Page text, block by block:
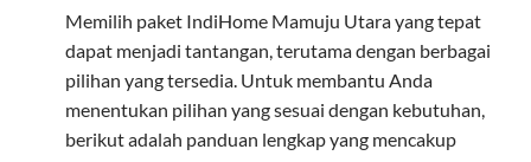
Daftarkan Anggota: Admin dapat mendaftarkan anggota
melalui aplikasi MyTelkomsel atau website Telkomsel One.
Bagikan Kuota: Setelah terdaftar, anggota bisa langsung
menggunakan kuota keluarga.
Berlangganan yang mencakup data pelanggan, jenis
layanan indihome Mamuju Utara yang dipilih, serta
syarat dan ketentuan yang berlaku. Kontrak ini dapat
diubah atau ditambah sesuai kebutuhan.
Memilih paket IndiHome Mamuju Utara yang tepat
dapat menjadi tantangan, terutama dengan berbagai
pilihan yang tersedia. Untuk membantu Anda
menentukan pilihan yang sesuai dengan kebutuhan,
berikut adalah panduan lengkap yang mencakup